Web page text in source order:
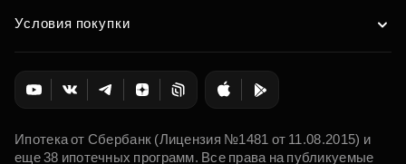
Условия покупки
Ипотека от Сбербанк (Лицензия №1481 от 11.08.2015) и
еще 38 ипотечных программ. Все права на публикуемые